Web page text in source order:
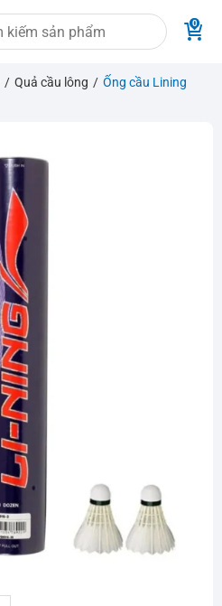
/ Quả cầu lông / Ống cầu Lining